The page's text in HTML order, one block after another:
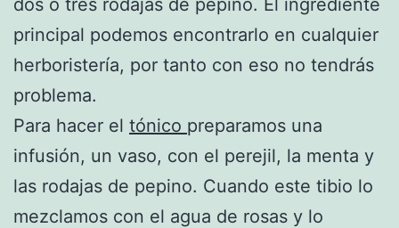
principal podemos encontrarlo en cualquier
herboristería, por tanto con eso no tendrás
problema.
Para hacer el tónico preparamos una
infusión, un vaso, con el perejil, la menta y
las rodajas de pepino. Cuando este tibio lo
mezclamos con el agua de rosas y lo